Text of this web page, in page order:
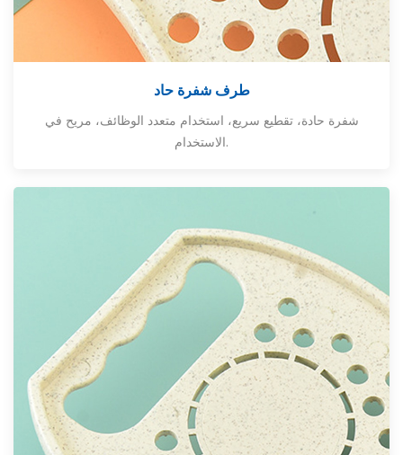
طرف شفرة حاد
شفرة حادة، تقطيع سريع، استخدام متعدد الوظائف، مريح في
الاستخدام.